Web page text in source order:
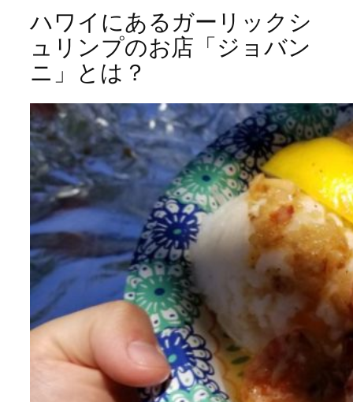
ハワイにあるガーリックシ
ュリンプのお店「ジョバン
ニ」とは？